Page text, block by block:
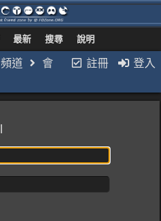
最新 搜尋 說明
註冊 登入
頻道
會